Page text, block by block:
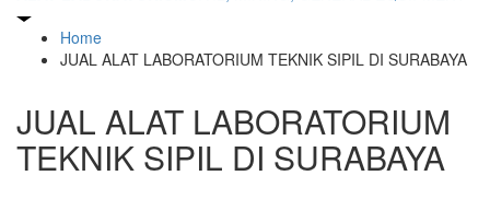
Home
JUAL ALAT LABORATORIUM TEKNIK SIPIL DI SURABAYA
JUAL ALAT LABORATORIUM
TEKNIK SIPIL DI SURABAYA